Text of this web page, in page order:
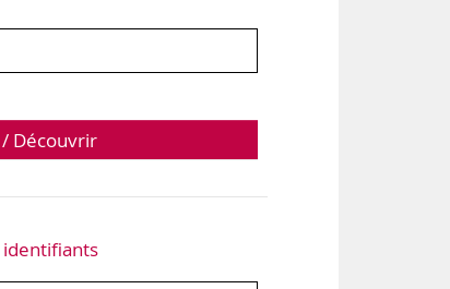
Découvrir
identifiants